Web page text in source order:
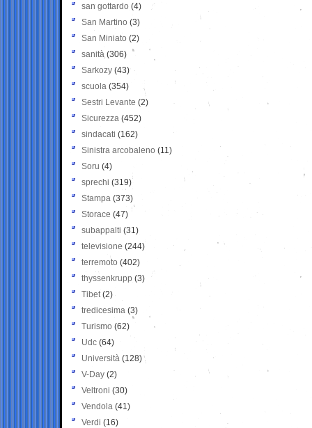
san gottardo (4)
San Martino (3)
San Miniato (2)
sanità (306)
Sarkozy (43)
scuola (354)
Sestri Levante (2)
Sicurezza (452)
sindacati (162)
Sinistra arcobaleno (11)
Soru (4)
sprechi (319)
Stampa (373)
Storace (47)
subappalti (31)
televisione(244)
terremoto (402)
thyssenkrupp (3)
Tibet(2)
tredicesima (3)
Turismo (62)
Udc (64)
Università (128)
V-Day (2)
Veltroni (30)
Vendola (41)
Verdi (16)